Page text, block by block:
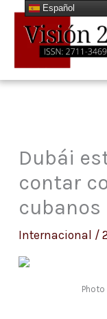
contenido
Dubái
contar
Internacional /
Español